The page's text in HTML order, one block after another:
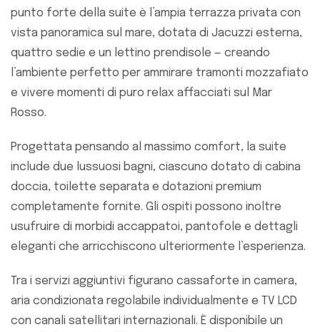
punto forte della suite è l’ampia terrazza privata con
vista panoramica sul mare, dotata di Jacuzzi esterna,
quattro sedie e un lettino prendisole — creando
l’ambiente perfetto per ammirare tramonti mozzafiato
e vivere momenti di puro relax affacciati sul Mar
Rosso.
Progettata pensando al massimo comfort, la suite
include due lussuosi bagni, ciascuno dotato di cabina
doccia, toilette separata e dotazioni premium
completamente fornite. Gli ospiti possono inoltre
usufruire di morbidi accappatoi, pantofole e dettagli
eleganti che arricchiscono ulteriormente l’esperienza.
Tra i servizi aggiuntivi figurano cassaforte in camera,
aria condizionata regolabile individualmente e TV LCD
con canali satellitari internazionali. È disponibile un